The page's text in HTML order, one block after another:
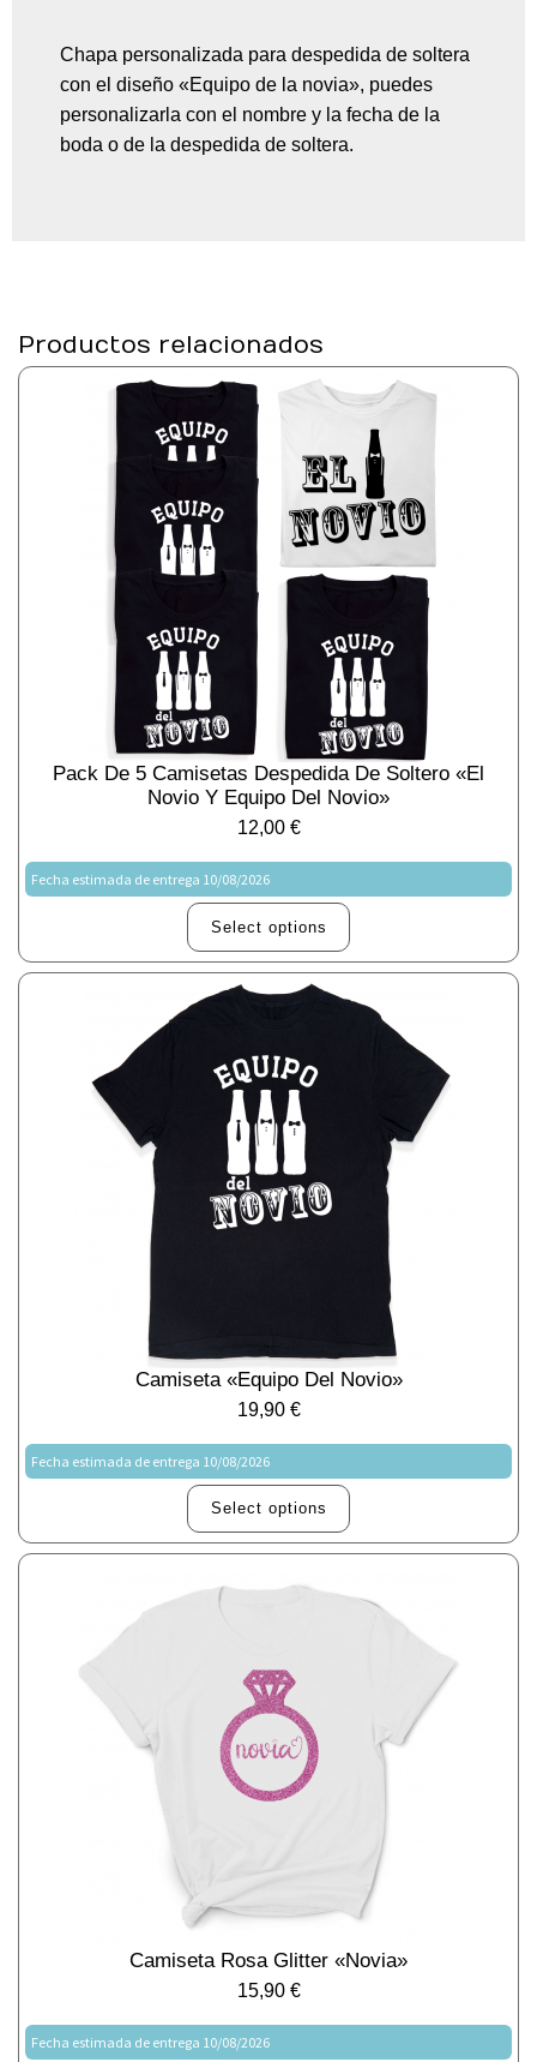
Chapa personalizada para despedida de soltera
con el diseño «Equipo de la novia», puedes
personalizarla con el nombre y la fecha de la
boda o de la despedida de soltera.
Productos relacionados
Pack De 5 Camisetas Despedida De Soltero «El
Novio Y Equipo Del Novio»
12,00 €
Fecha estimada de entrega 10/08/2026
Select options
Camiseta «Equipo Del Novio»
19,90 €
Fecha estimada de entrega 10/08/2026
Select options
Camiseta Rosa Glitter «Novia»
15,90 €
Fecha estimada de entrega 10/08/2026